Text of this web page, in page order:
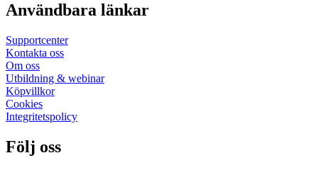
kan
Användbara länkar
Supportcenter
Kontakta oss
Om oss
Utbildning & webinar
Köpvillkor
Cookies
Integritetspolicy
Följ oss